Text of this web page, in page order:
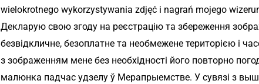
wielokrotnego wykorzystywania zdjęć i nagrań mojego
Декларую свою згоду на реєстрацію та збереження
безвідкличне, безоплатне та необмежене територією і
з зображенням мене без необхідності його повторно
малюнка падчас удзелу ў Мерапрыемстве. У сувязі з